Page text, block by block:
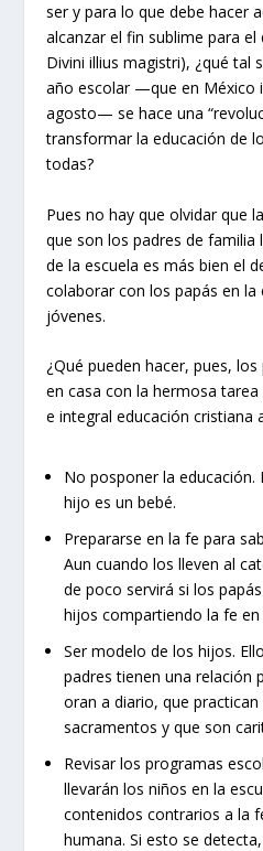
ser y para lo que debe hacer
alcanzar el fin sublime para el
Divini illius magistri), ¿qué tal
año escolar —que en México
agosto— se hace una
transformar la educación de
todas?
Pues no hay que olvidar que
que son los padres de familia
de la escuela es más bien el
colaborar con los papás en
jóvenes.
¿Qué pueden hacer, pues,
en casa con la hermosa
e integral educación cristiana
No posponer la educación.
hijo es un bebé.
Prepararse en la fe para
Aun cuando los lleven al
de poco servirá si los
hijos compartiendo la fe en
Ser modelo de los hijos.
padres tienen una relación
oran a diario, que
sacramentos y que son
Revisar los programas
llevarán los niños en la
contenidos contrarios a la
humana. Si esto se